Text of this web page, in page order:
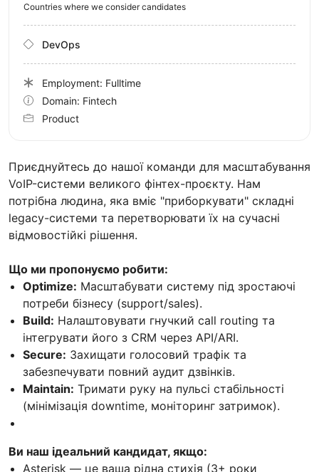
Приєднуйтесь до нашої команди для масштабування
VoIP-системи великого фінтех-проєкту. Нам
потрібна людина, яка вміє "приборкувати" складні
legacy-системи та перетворювати їх на сучасні
відмовостійкі рішення.
Що ми пропонуємо робити:
Optimize: Масштабувати систему під зростаючі
потреби бізнесу (support/sales).
Build: Налаштовувати гнучкий call routing та
інтегрувати його з CRM через API/ARI.
Secure: Захищати голосовий трафік та
забезпечувати повний аудит дзвінків.
Maintain: Тримати руку на пульсі стабільності
(мінімізація downtime, моніторинг затримок).
Ви наш ідеальний кандидат, якщо:
Asterisk — це ваша рідна стихія (3+ роки
Countries where we consider candidates
DevOps
Employment: Fulltime
Domain: Fintech
Product